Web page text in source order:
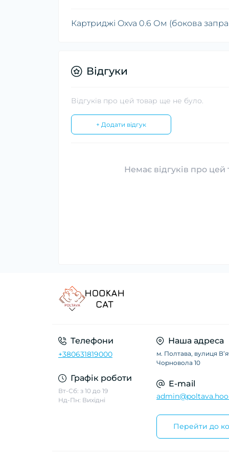
Картриджі Oxva 0.6 Ом (бокова
Відгуки
Відгуків про цей товар ще не було.
+ Додати відгук
Немає відгуків про цей
Телефони
+380631819000
Графік роботи
Вт-Сб: з 10 до 19
Нд-Пн: Вихідні
Наша адреса
м. Полтава, вулиця
Чорновола 10
E-mail
Перейти до